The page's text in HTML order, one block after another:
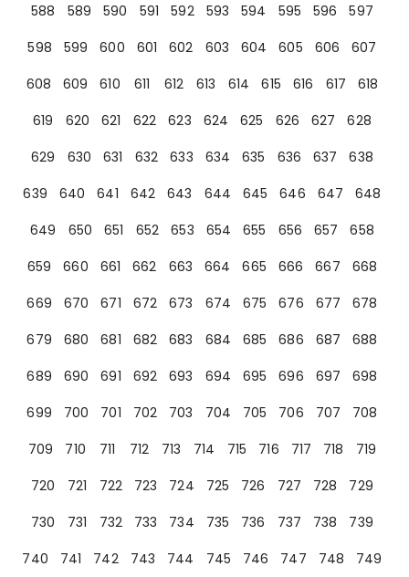
588
589 590 591 592 593 594 595 596
597
598
599 600 601 602 603 604 605 606
607
608
609 610 611 612 613 614 615 616 617
618
619
620 621 622 623 624 625 626 627
628
629
630 631 632 633 634 635 636 637
638
639
640 641 642 643 644 645 646 647
648
649
650 651 652 653 654 655 656 657
658
659
660 661 662 663 664 665 666 667
668
669
670 671 672 673 674 675 676 677
678
679
680 681 682 683 684 685 686 687
688
689
690 691 692 693 694 695 696 697
698
699
700 701 702 703 704 705 706 707
708
709
710 711 712 713 714 715 716 717 718
719
720
721 722 723 724 725 726 727 728
729
730
731 732 733 734 735 736 737 738
739
740
741 742 743 744 745 746 747 748
749